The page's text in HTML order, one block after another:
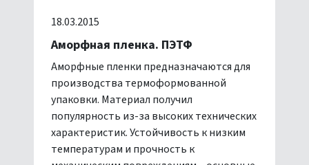
18.03.2015
Аморфная пленка. ПЭТФ
Аморфные пленки предназначаются для
производства термоформованной
упаковки. Материал получил
популярность из-за высоких технических
характеристик. Устойчивость к низким
температурам и прочность к